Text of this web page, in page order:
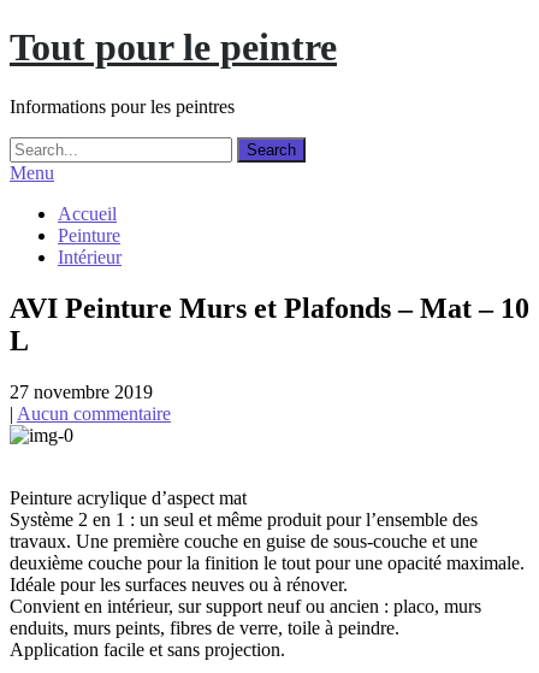
Skip
to
Tout pour le peintre
Informations pour les peintres
Menu
Accueil
Peinture
Intérieur
AVI Peinture Murs et Plafonds – Mat – 10
L
27 novembre 2019
| Aucun commentaire
Peinture acrylique d’aspect mat
Système 2 en 1 : un seul et même produit pour l’ensemble des
travaux. Une première couche en guise de sous-couche et une
deuxième couche pour la finition le tout pour une opacité maximale.
Idéale pour les surfaces neuves ou à rénover.
Convient en intérieur, sur support neuf ou ancien : placo, murs
enduits, murs peints, fibres de verre, toile à peindre.
Application facile et sans projection.